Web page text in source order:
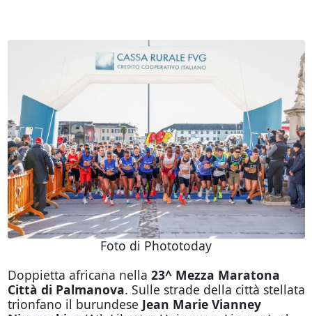
Foto di Phototoday
Doppietta africana nella 23^ Mezza Maratona
Città di Palmanova. Sulle strade della città stellata
trionfano il burundese Jean Marie Vianney